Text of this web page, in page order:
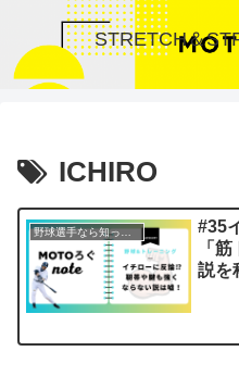
STRETCH＆
ICHIRO
野球選手なら知っておきたい身体のこと
#35
「
説を